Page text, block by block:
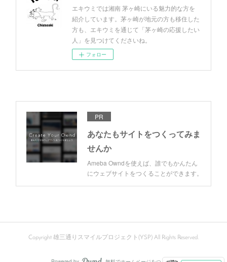
エキウミでは湘南 茅ヶ崎にいる魅力的な方を
紹介しています。茅ヶ崎が地元の方も移住した
方も、エキウミを通じて「茅ヶ崎の応援したい
人」を見つけてくださいね。
フォロー
PR
あなたもサイトをつくってみま
せんか
Ameba Owndを使えば、誰でもかんたん
にウェブサイトをつくることができます。
Copyright 雄三通りスマイルプロジェクト(YSP) All Rights Reserved.